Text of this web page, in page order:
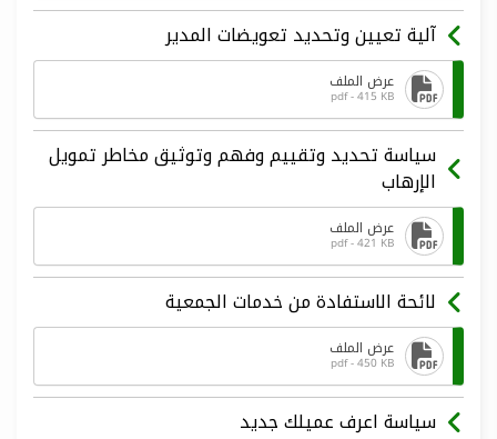
آلية تعيين وتحديد تعويضات المدير
عرض الملف
pdf - 415 KB
سياسة تحديد وتقييم وفهم وتوثيق مخاطر تمويل
الإرهاب
عرض الملف
pdf - 421 KB
لائحة الاستفادة من خدمات الجمعية
عرض الملف
pdf - 450 KB
سياسة اعرف عميلك جديد